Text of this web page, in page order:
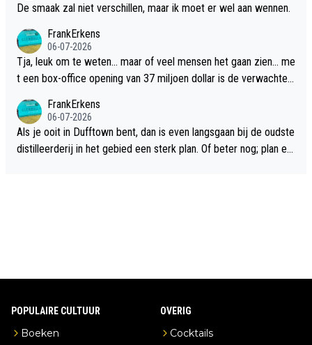
De smaak zal niet verschillen, maar ik moet er wel aan wennen.
FrankErkens
06-07-2026
Tja, leuk om te weten... maar of veel mensen het gaan zien... me
t een box-office opening van 37 miljoen dollar is de verwachte
FrankErkens
06-07-2026
Als je ooit in Dufftown bent, dan is even langsgaan bij de oudste
distilleerderij in het gebied een sterk plan. Of beter nog; plan ee
POPULAIRE CULTUUR
Boeken
OVERIG
Cocktails